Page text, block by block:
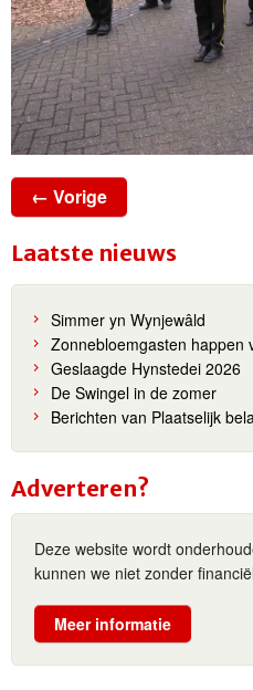
← Vorige
Laatste nieuws
Simmer yn Wynjewâld
Zonnebloemgasten happen
Geslaagde Hynstedei 2026
De Swingel in de zomer
Berichten van Plaatselijk
Adverteren?
Deze website wordt
kunnen we niet zonder
Meer informatie